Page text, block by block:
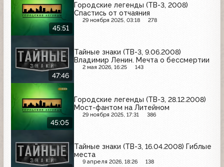
45:51
Городские легенды (ТВ-3, 2008)
Спастись от отчаяния
29 ноября 2025, 03:18 278
47:46
Тайные знаки (ТВ-3, 9.06.2008)
Владимир Ленин. Мечта о бессмертии
2 мая 2026, 16:25 143
45:05
Городские легенды (ТВ-3, 28.12.2008)
Мост-фантом на Литейном
29 ноября 2025, 17:31 386
Тайные знаки (ТВ-3, 16.04.2008) Гиблые
места
9 апреля 2026, 18:26 138